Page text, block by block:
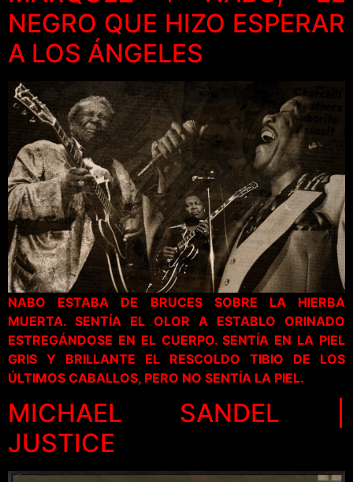
NEGRO QUE HIZO ESPERAR
A LOS ÁNGELES
NABO ESTABA DE BRUCES SOBRE LA HIERBA
MUERTA. SENTÍA EL OLOR A ESTABLO ORINADO
ESTREGÁNDOSE EN EL CUERPO. SENTÍA EN LA PIEL
GRIS Y BRILLANTE EL RESCOLDO TIBIO DE LOS
ÚLTIMOS CABALLOS, PERO NO SENTÍA LA PIEL.
MICHAEL SANDEL |
JUSTICE